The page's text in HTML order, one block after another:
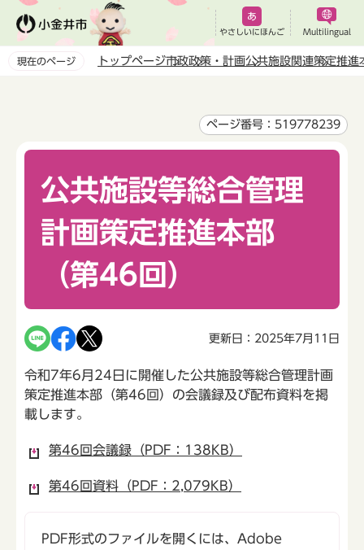
ペ
やさしいにほんご Multilingual
現在のページ トップページ市政政策・計画公共施設関連策定推進
ページ番号：519778239
公共施設等総合管理
計画策定推進本部
（第46回）
更新日：2025年7月11日
令和7年6月24日に開催した公共施設等総合管理計画
策定推進本部（第46回）の会議録及び配布資料を掲
載します。
第46回会議録（PDF：138KB）
第46回資料（PDF：2,079KB）
PDF形式のファイルを開くには、Adobe